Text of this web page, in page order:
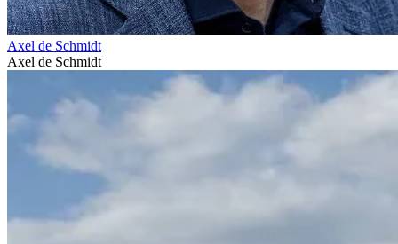
Axel de Schmidt
Axel de Schmidt